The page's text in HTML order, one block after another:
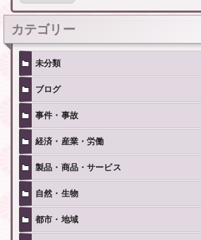
記
事
カテゴリー
未分類
ブログ
事件・事故
経済・産業・労働
製品・商品・サービス
自然・生物
都市・地域